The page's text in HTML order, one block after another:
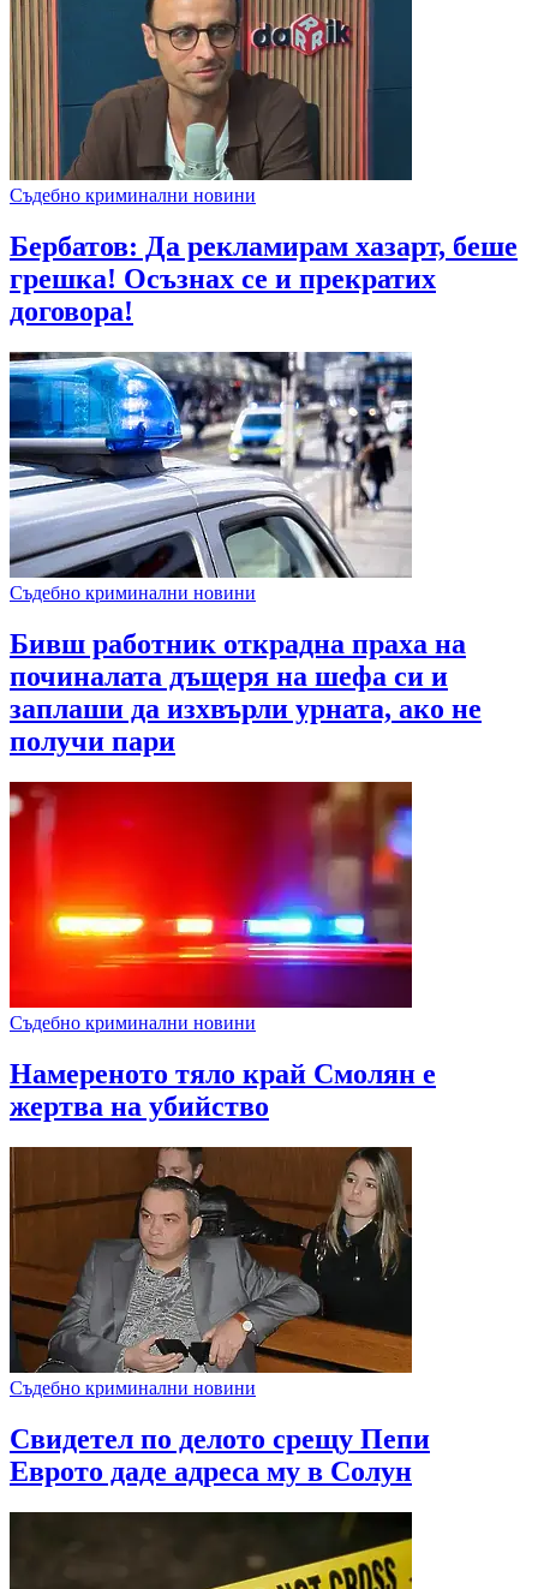
Съдебно криминални новини
Бербатов: Да рекламирам хазарт, беше
грешка! Осъзнах се и прекратих
договора!
Съдебно криминални новини
Бивш работник открадна праха на
починалата дъщеря на шефа си и
заплаши да изхвърли урната, ако не
получи пари
Съдебно криминални новини
Намереното тяло край Смолян е
жертва на убийство
Съдебно криминални новини
Свидетел по делото срещу Пепи
Еврото даде адреса му в Солун